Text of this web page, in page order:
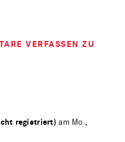
VERFASSEN ZU
registriert) am Mo.,